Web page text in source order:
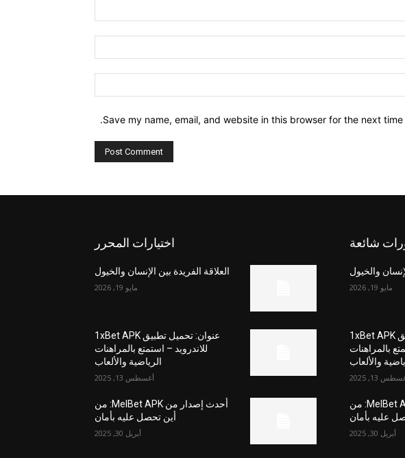
Save my name, email, and website in this browser for the next time
اختيارات المحرر
العلاقة الفريدة بين الإنسان والخيول
مايو 19, 2026
عنوان: تحميل تطبيق 1xBet APK
للاندرويد – استمتع بالمراهنات
الرياضية والألعاب
أغسطس 13, 2025
أحدث إصدار من MelBet APK: من
أين تحصل عليه بأمان
أبريل 30, 2025
شائعة
والخيول
مايو 19, 2026
عنوان: تحميل تطبيق 1xBet APK
بالمراهنات
والألعاب
13, 2025
أحدث إصدار من MelBet APK: من
عليه بأمان
أبريل 30, 2025